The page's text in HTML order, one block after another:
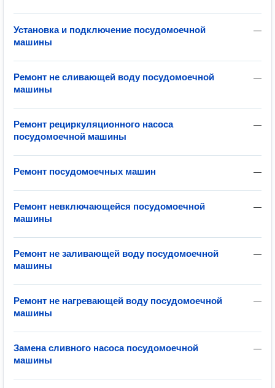
—
Установка и подключение посудомоечной
машины
—
Ремонт не сливающей воду посудомоечной
машины
—
Ремонт рециркуляционного насоса
посудомоечной машины
—
Ремонт посудомоечных машин
—
Ремонт невключающейся посудомоечной
машины
—
Ремонт не заливающей воду посудомоечной
машины
—
Ремонт не нагревающей воду посудомоечной
машины
—
Замена сливного насоса посудомоечной
машины